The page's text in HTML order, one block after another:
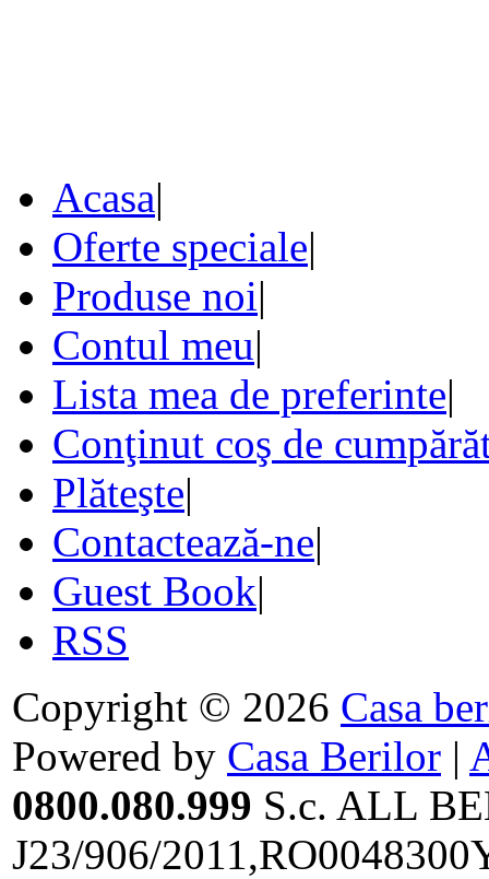
Acasa|
Oferte speciale|
Produse noi|
Contul meu|
Lista mea de preferinte|
Conţinut coş de
Plăteşte|
Contactează-ne|
Guest Book|
RSS
Copyright © 2026 Casa
Powered by Casa Berilor |
0800.080.999 S.c. ALL
J23/906/